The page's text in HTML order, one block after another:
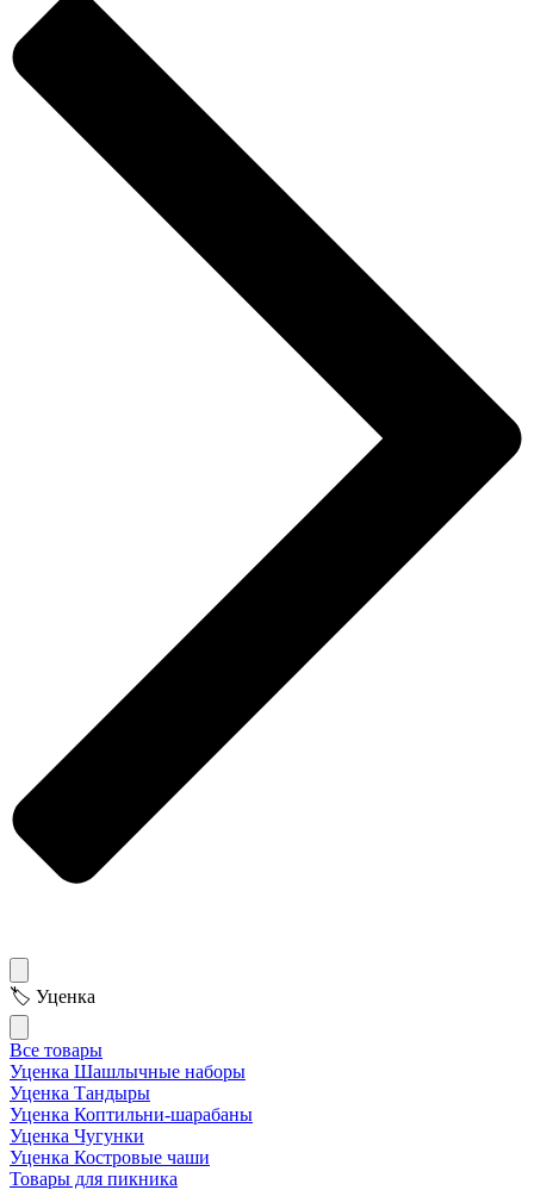
🏷 Уценка
Все товары
Уценка Шашлычные наборы
Уценка Тандыры
Уценка Коптильни-шарабаны
Уценка Чугунки
Уценка Костровые чаши
Товары для пикника